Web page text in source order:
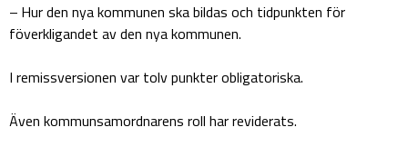
– Hur den nya kommunen ska bildas och tidpunkten för
föverkligandet av den nya kommunen.
I remissversionen var tolv punkter obligatoriska.
Även kommunsamordnarens roll har reviderats.